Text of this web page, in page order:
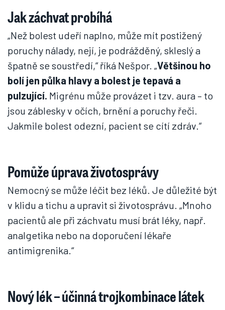
Jak záchvat probíhá
„Než bolest udeří naplno, může mít postižený
poruchy nálady, nejí, je podrážděný, skleslý a
špatně se soustředí,“ říká Nešpor. „Většinou ho
bolí jen půlka hlavy a bolest je tepavá a
pulzující. Migrénu může provázet i tzv. aura – to
jsou záblesky v očích, brnění a poruchy řeči.
Jakmile bolest odezní, pacient se cítí zdráv.“
Pomůže úprava životosprávy
Nemocný se může léčit bez léků. Je důležité být
v klidu a tichu a upravit si životosprávu. „Mnoho
pacientů ale při záchvatu musí brát léky, např.
analgetika nebo na doporučení lékaře
antimigrenika.“
Nový lék – účinná trojkombinace látek